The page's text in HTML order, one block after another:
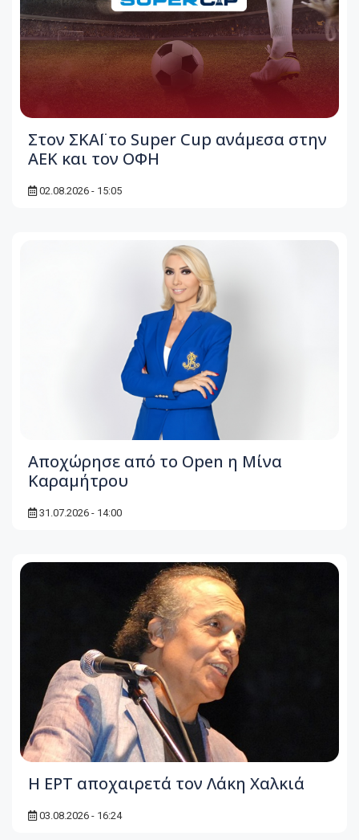
Στον ΣΚΑΪ το Super Cup ανάμεσα στην
ΑΕΚ και τον ΟΦΗ
02.08.2026 - 15:05
Αποχώρησε από το Open η Μίνα
Καραμήτρου
31.07.2026 - 14:00
Η ΕΡΤ αποχαιρετά τον Λάκη Χαλκιά
03.08.2026 - 16:24